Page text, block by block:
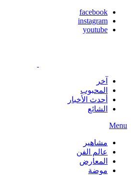
facebook
instagram
youtube
آخر
المحبوب
أحدث الأخبار
الشائع
Menu
مشاهير
عالم الفن
المعارض
موضة